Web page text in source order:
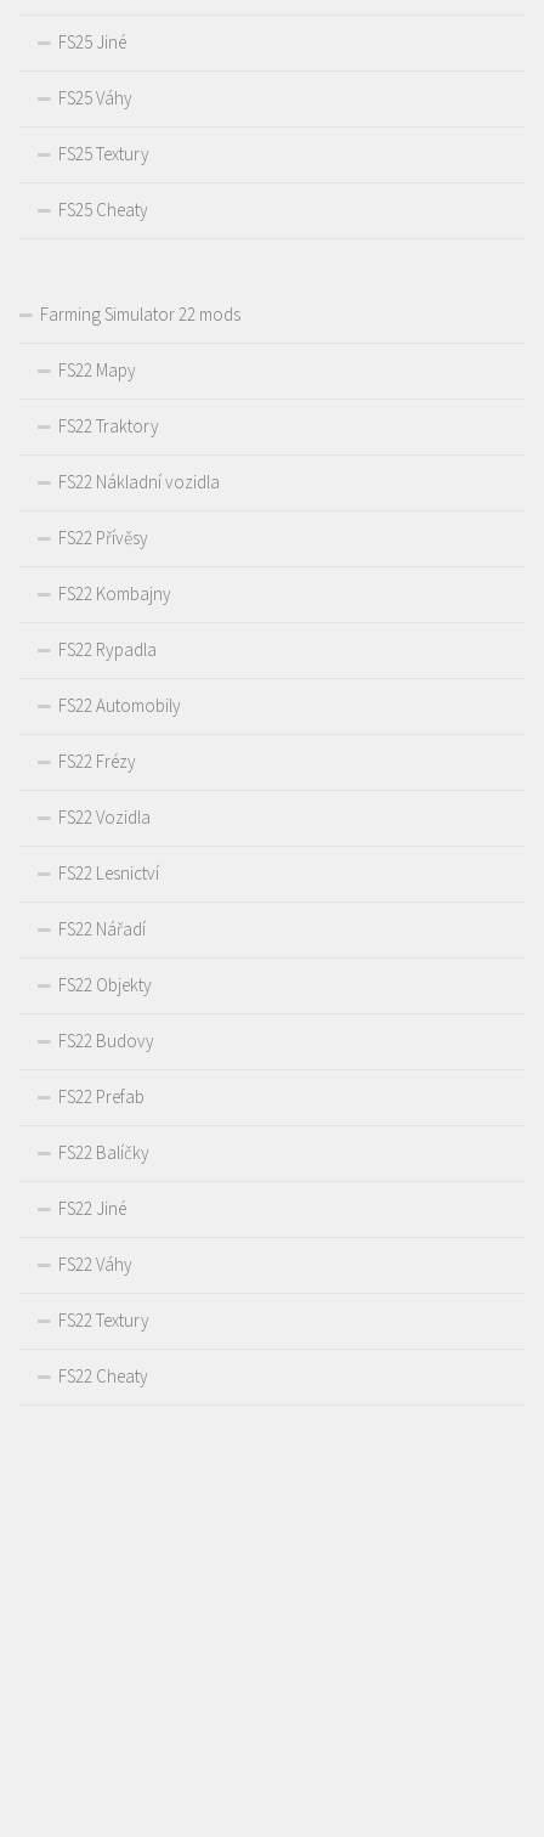
FS25 Jiné
FS25 Váhy
FS25 Textury
FS25 Cheaty
Farming Simulator 22 mods
FS22 Mapy
FS22 Traktory
FS22 Nákladní vozidla
FS22 Přívěsy
FS22 Kombajny
FS22 Rypadla
FS22 Automobily
FS22 Frézy
FS22 Vozidla
FS22 Lesnictví
FS22 Nářadí
FS22 Objekty
FS22 Budovy
FS22 Prefab
FS22 Balíčky
FS22 Jiné
FS22 Váhy
FS22 Textury
FS22 Cheaty